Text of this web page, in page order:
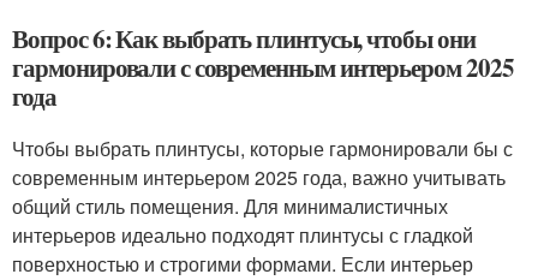
Вопрос 6: Как выбрать плинтусы, чтобы они
гармонировали с современным интерьером 2025
года
Чтобы выбрать плинтусы, которые гармонировали бы с
современным интерьером 2025 года, важно учитывать
общий стиль помещения. Для минималистичных
интерьеров идеально подходят плинтусы с гладкой
поверхностью и строгими формами. Если интерьер